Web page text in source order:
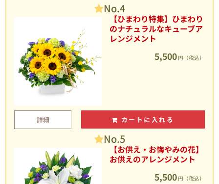
No.4
【ひまわり特集】ひまわり
のナチュラルなキューブア
レンジメント
5,500 円（税込）
詳細 カートに入れる
No.5
【お供え・お悔やみの花】
お供えのアレンジメント
5,500 円（税込）